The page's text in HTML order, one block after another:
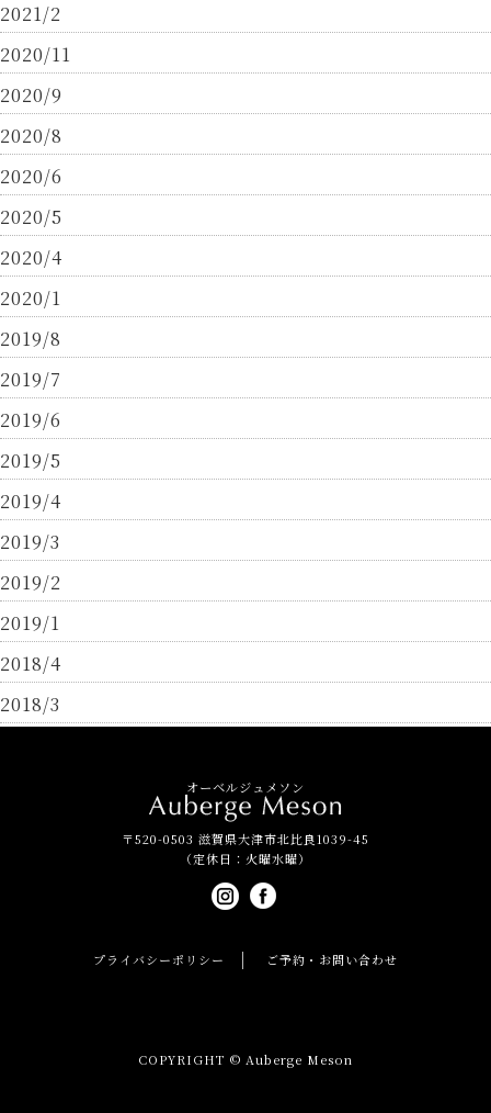
2021/2
2020/11
2020/9
2020/8
2020/6
2020/5
2020/4
2020/1
2019/8
2019/7
2019/6
2019/5
2019/4
2019/3
2019/2
2019/1
2018/4
2018/3
オーベルジュメソン
〒520-0503 滋賀県大津市北比良1039-45
（定休日：火曜水曜）
プライバシーポリシー ご予約・お問い合わせ
COPYRIGHT © Auberge Meson